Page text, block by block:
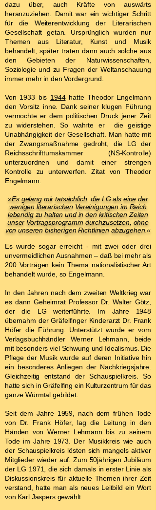
dazu über, auch Kräfte von auswärts
heranzuziehen. Damit war ein wichtiger Schritt
für die Weiterentwicklung der Literarischen
Gesellschaft getan. Ursprünglich wurden nur
Themen aus Literatur, Kunst und Musik
behandelt, später traten dann auch solche aus
den Gebieten der Naturwissenschaften,
Soziologie und zu Fragen der Weltanschauung
immer mehr in den Vordergrund.
Von 1933 bis 1944hatte Theodor Engelmann
den Vorsitz inne. Dank seiner klugen Führung
vermochte er dem politischen Druck jener Zeit
zu widerstehen. So wahrte er die geistige
Unabhängigkeit der Gesellschaft. Man hatte mit
der Zwangsmaßnahme gedroht, die LG der
Reichsschrifttumskammer (NS-Kontrolle)
unterzuordnen und damit einer strengen
Kontrolle zu unterwerfen. Zitat von Theodor
Engelmann:
»Es gelang mir tatsächlich, die LG als eine der
wenigen literarischen Vereinigungen im Reich
lebendig zu halten und in den kritischen Zeiten
unser Vortragsprogramm durchzusetzen, ohne
von unseren bisherigen Richtlinien abzugehen.«
Es wurde sogar erreicht - mit zwei oder drei
unvermeidlichen Ausnahmen – daß bei mehr als
200 Vorträgen kein Thema nationalistischer Art
behandelt wurde, so Engelmann.
In den Jahren nach dem zweiten Weltkrieg war
es dann Geheimrat Professor Dr. Walter Götz,
der die LG weiterführte. Im Jahre 1948
übernahm der Gräfelfinger Kinderarzt Dr. Frank
Höfer die Führung. Unterstützt wurde er vom
Verlagsbuchhändler Werner Lehmann, beide
mit besonders viel Schwung und Idealismus. Die
Pflege der Musik wurde auf deren Initiative hin
ein besonderes Anliegen der Nachkriegsjahre.
Gleichzeitig entstand der Schauspielkreis. So
hatte sich in Gräfelfing ein Kulturzentrum für das
ganze Würmtal gebildet.
Seit dem Jahre 1959, nach dem frühen Tode
von Dr. Frank Höfer, lag die Leitung in den
Händen von Werner Lehmann bis zu seinem
Tode im Jahre 1973. Der Musikkreis wie auch
der Schauspielkreis lösten sich mangels aktiver
Mitglieder wieder auf. Zum 50jährigen Jubiläum
der LG 1971, die sich damals in erster Linie als
Diskussionskreis für aktuelle Themen ihrer Zeit
verstand, hatte man als neues Leitbild ein Wort
von Karl Jaspers gewählt.